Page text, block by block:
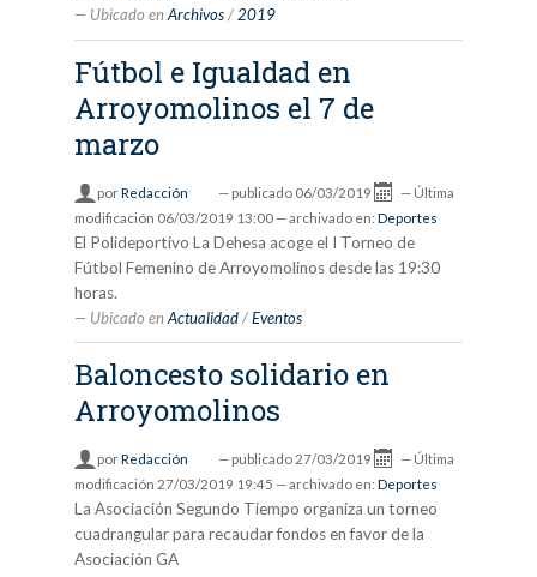
Ubicado en Archivos /2019
Fútbol e Igualdad en
Arroyomolinos el 7 de
marzo
porRedacción — publicado 06/03/2019 — Última
modificación 06/03/2019 13:00 — archivado en: Deportes
El Polideportivo La Dehesa acoge el I Torneo de
Fútbol Femenino de Arroyomolinos desde las 19:30
horas.
Ubicado en Actualidad /Eventos
Baloncesto solidario en
Arroyomolinos
porRedacción — publicado 27/03/2019 — Última
modificación 27/03/2019 19:45 — archivado en: Deportes
La Asociación Segundo Tiempo organiza un torneo
cuadrangular para recaudar fondos en favor de la
Asociación GA